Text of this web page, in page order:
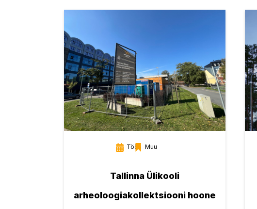
Töös Muu
Tallinna Ülikooli
arheoloogiakollektsiooni hoone